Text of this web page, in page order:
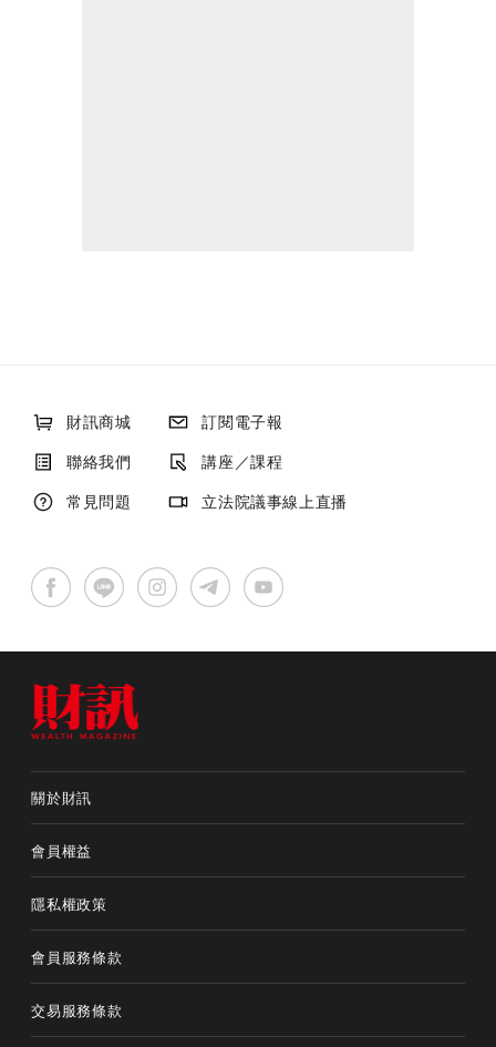
財訊商城
訂閱電子報
聯絡我們
講座／課程
常見問題
立法院議事線上直播
關於財訊
會員權益
隱私權政策
會員服務條款
交易服務條款